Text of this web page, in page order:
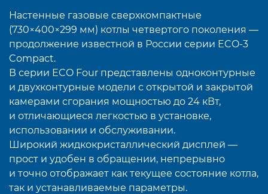
Настенные газовые сверхкомпактные
(730×400×299 мм) котлы четвертого поколения —
продолжение известной в России серии ECO-3
Compact.
В серии ECO Four представлены одноконтурные
и двухконтурные модели с открытой и закрытой
камерами сгорания мощностью до 24 кВт,
и отличающиеся легкостью в установке,
использовании и обслуживании.
Широкий жидкокристаллический дисплей —
прост и удобен в обращении, непрерывно
и точно отображает как текущее состояние котла,
так и устанавливаемые параметры.